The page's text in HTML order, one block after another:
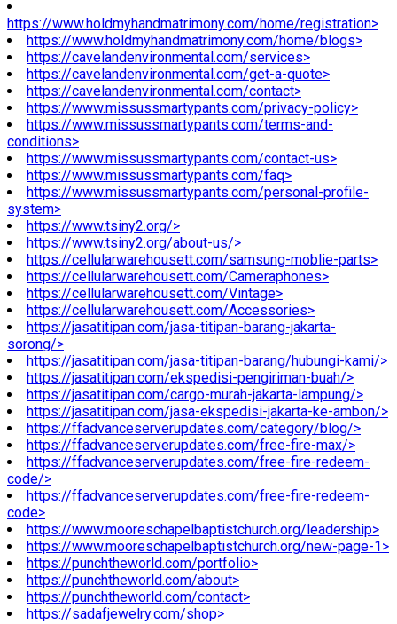
https://www.holdmyhandmatrimony.com/home/registration>
https://www.holdmyhandmatrimony.com/home/blogs>
https://cavelandenvironmental.com/services>
https://cavelandenvironmental.com/get-a-quote>
https://cavelandenvironmental.com/contact>
https://www.missussmartypants.com/privacy-policy>
https://www.missussmartypants.com/terms-and-
conditions>
https://www.missussmartypants.com/contact-us>
https://www.missussmartypants.com/faq>
https://www.missussmartypants.com/personal-profile-
system>
https://www.tsiny2.org/>
https://www.tsiny2.org/about-us/>
https://cellularwarehousett.com/samsung-moblie-parts>
https://cellularwarehousett.com/Cameraphones>
https://cellularwarehousett.com/Vintage>
https://cellularwarehousett.com/Accessories>
https://jasatitipan.com/jasa-titipan-barang-jakarta-
sorong/>
https://jasatitipan.com/jasa-titipan-barang/hubungi-kami/>
https://jasatitipan.com/ekspedisi-pengiriman-buah/>
https://jasatitipan.com/cargo-murah-jakarta-lampung/>
https://jasatitipan.com/jasa-ekspedisi-jakarta-ke-ambon/>
https://ffadvanceserverupdates.com/category/blog/>
https://ffadvanceserverupdates.com/free-fire-max/>
https://ffadvanceserverupdates.com/free-fire-redeem-
code/>
https://ffadvanceserverupdates.com/free-fire-redeem-
code>
https://www.mooreschapelbaptistchurch.org/leadership>
https://www.mooreschapelbaptistchurch.org/new-page-1>
https://punchtheworld.com/portfolio>
https://punchtheworld.com/about>
https://punchtheworld.com/contact>
https://sadafjewelry.com/shop>